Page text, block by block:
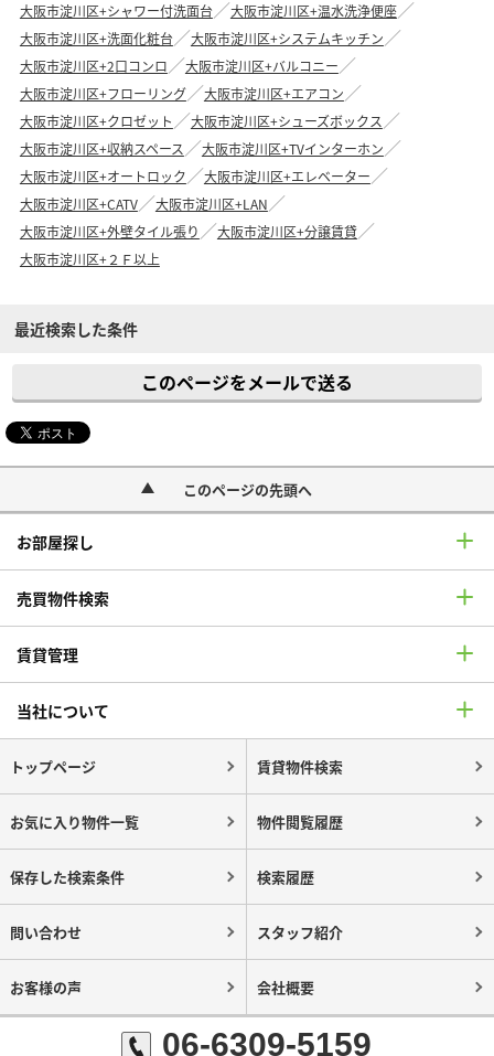
大阪市淀川区+シャワー付洗面台
大阪市淀川区+温水洗浄便座
大阪市淀川区+洗面化粧台
大阪市淀川区+システムキッチン
大阪市淀川区+2口コンロ
大阪市淀川区+バルコニー
大阪市淀川区+フローリング
大阪市淀川区+エアコン
大阪市淀川区+クロゼット
大阪市淀川区+シューズボックス
大阪市淀川区+収納スペース
大阪市淀川区+TVインターホン
大阪市淀川区+オートロック
大阪市淀川区+エレベーター
大阪市淀川区+CATV
大阪市淀川区+LAN
大阪市淀川区+外壁タイル張り
大阪市淀川区+分譲賃貸
大阪市淀川区+２Ｆ以上
最近検索した条件
このページをメールで送る
このページの先頭へ
お部屋探し
売買物件検索
賃貸管理
当社について
トップページ 賃貸物件検索
お気に入り物件一覧 物件閲覧履歴
保存した検索条件 検索履歴
問い合わせ スタッフ紹介
お客様の声 会社概要
06-6309-5159